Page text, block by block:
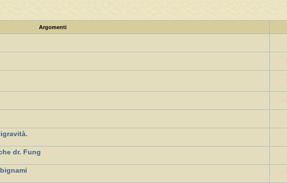
Argomenti
dr. Fung